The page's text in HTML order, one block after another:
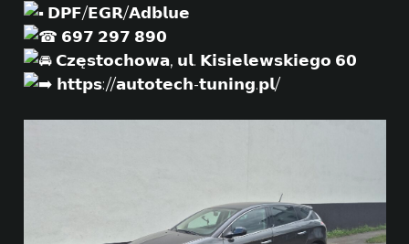
𝗗𝗣𝗙/𝗘𝗚𝗥/𝗔𝗱𝗯𝗹𝘂𝗲
𝟲𝟵𝟳 𝟮𝟵𝟳 𝟴𝟵𝟬
𝗖𝘇𝗲̨𝘀𝘁𝗼𝗰𝗵𝗼𝘄𝗮, 𝘂𝗹. 𝗞𝗶𝘀𝗶𝗲𝗹𝗲𝘄𝘀𝗸𝗶𝗲𝗴𝗼 𝟲𝟬
𝗵𝘁𝘁𝗽𝘀://𝗮𝘂𝘁𝗼𝘁𝗲𝗰𝗵-𝘁𝘂𝗻𝗶𝗻𝗴.𝗽𝗹/